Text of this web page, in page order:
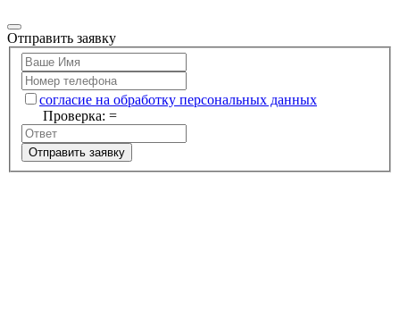
Отправить заявку
согласие на обработку персональных данных
Проверка: =